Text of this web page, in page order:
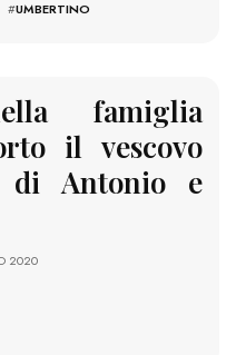
#UMBERTINO
famiglia
il vescovo
di Antonio e
2020